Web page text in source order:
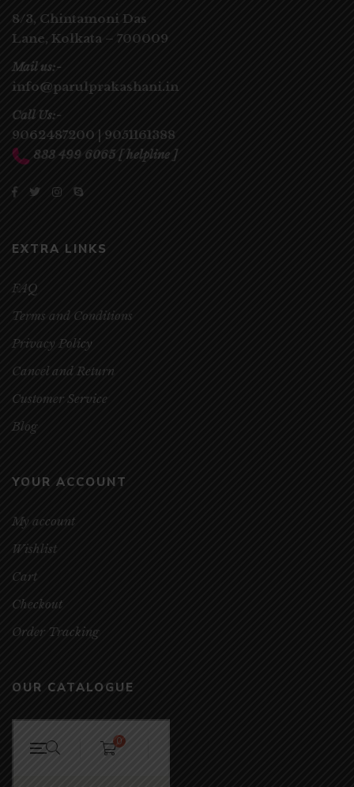
8/3, Chintamoni Das
Lane, Kolkata – 700009
Mail us:-
info@parulprakashani.in
Call Us:-
9062487200
9051161388
833 499 6065 [ helpline ]
EXTRA LINKS
FAQ
Terms and Conditions
Privacy Policy
Cancel and Return
Customer Service
Blog
YOUR ACCOUNT
My account
Wishlist
Cart
Checkout
Order Tracking
OUR CATALOGUE